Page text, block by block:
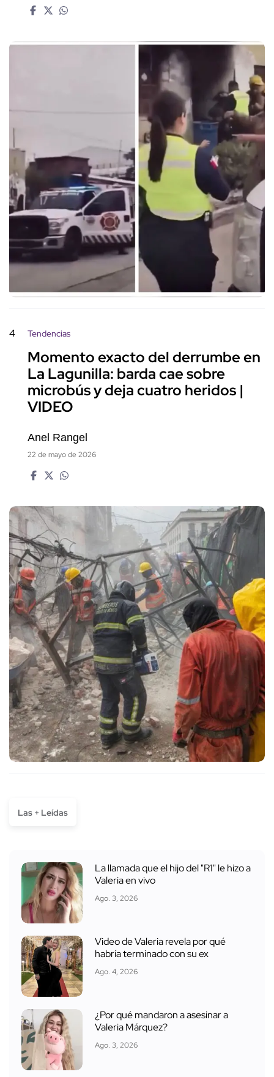
4 Tendencias
Momento exacto del derrumbe en
La Lagunilla: barda cae sobre
microbús y deja cuatro heridos |
VIDEO
Anel Rangel
22 de mayo de 2026
Las + Leídas
La llamada que el hijo del "R1" le hizo a
Valeria en vivo
Ago. 3, 2026
Video de Valeria revela por qué
habría terminado con su ex
Ago. 4, 2026
¿Por qué mandaron a asesinar a
Valeria Márquez?
Ago. 3, 2026